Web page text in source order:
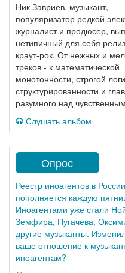
Ник Завриев, музыкант,
популяризатор редкой
журналист и продюсер,
нетипичный для себя
краут-рок. От нежных и
треков - к математической
монотонности, строгой
структурированности и
разумного над
Слушать альбом
Опрос
Реестр иноагентов в России
пополняется каждую
Иноагентами уже стали
Земфира, Пугачева,
другие музыканты.
ваше отношение к
иноагентам?